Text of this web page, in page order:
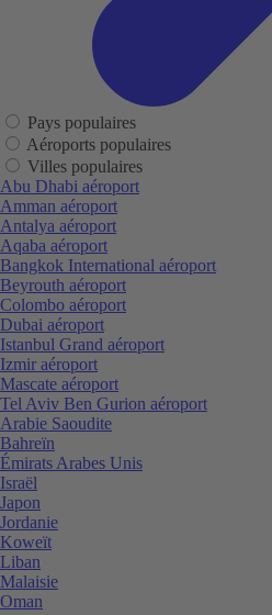
Pays populaires
Aéroports populaires
Villes populaires
Abu Dhabi aéroport
Amman aéroport
Antalya aéroport
Aqaba aéroport
Bangkok International aéroport
Beyrouth aéroport
Colombo aéroport
Dubai aéroport
Istanbul Grand aéroport
Izmir aéroport
Mascate aéroport
Tel Aviv Ben Gurion aéroport
Arabie Saoudite
Bahreïn
Émirats Arabes Unis
Israël
Japon
Jordanie
Koweït
Liban
Malaisie
Oman